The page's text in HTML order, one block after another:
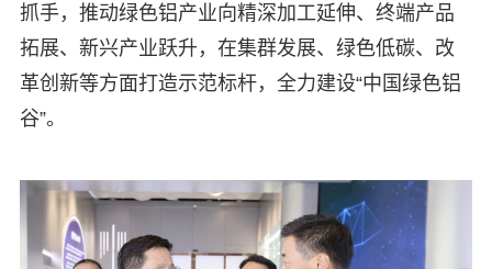
抓手，推动绿色铝产业向精深加工延伸、终端产品
拓展、新兴产业跃升，在集群发展、绿色低碳、改
革创新等方面打造示范标杆，全力建设“中国绿色铝
谷”。